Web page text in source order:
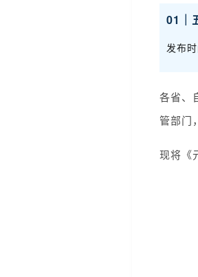
01｜
发布
各省、
管部门
现将《